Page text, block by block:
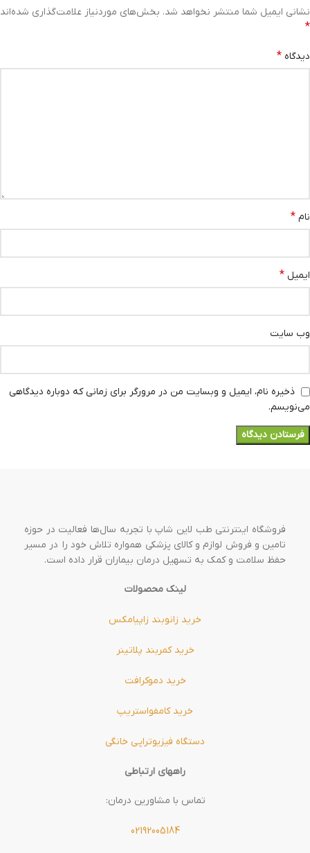
نشانی ایمیل شما منتشر نخواهد شد. بخش‌های موردنیاز علامت‌گذاری شده‌اند
*
دیدگاه *
نام *
ایمیل *
وب‌ سایت
ذخیره نام، ایمیل و وبسایت من در مرورگر برای زمانی که دوباره دیدگاهی
می‌نویسم.
فروشگاه اینترنتی طب لاین شاپ با تجربه سال‌ها فعالیت در حوزه
تامین و فروش لوازم و کالای پزشکی همواره تلاش خود را در مسیر
حفظ سلامت و کمک به تسهیل درمان بیماران قرار داده است.
لینک محصولات
خرید زانوبند زاپیامکس
خرید کمربند پلاتینر
خرید دموکرافت
خرید کامفواستریپ
دستگاه فیزیوتراپی خانگی
راههای ارتباطی
تماس با مشاورین درمان:
02192005184